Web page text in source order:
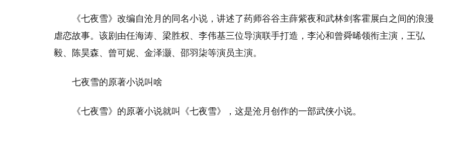
《七夜雪》改编自沧月的同名小说，讲述了药师谷谷主薛紫夜和武林剑客霍展白之间的浪漫
虐恋故事。该剧由任海涛、梁胜权、李伟基三位导演联手打造，李沁和曾舜晞领衔主演，王弘
毅、陈昊森、曾可妮、金泽灏、邵羽柒等演员主演‌。
七夜雪的原著小说叫啥
‌《七夜雪》的原著小说就叫《七夜雪》‌，这是沧月创作的一部武侠小说‌。